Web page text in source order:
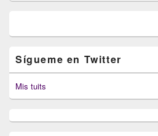
Sígueme en Twitter
Mis tuits